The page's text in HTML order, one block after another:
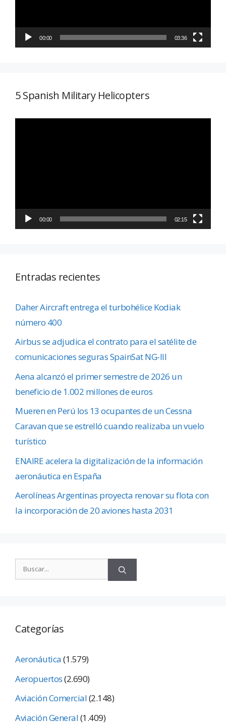
00:00 03:36
5 Spanish Military Helicopters
00:00 02:15
Entradas recientes
Daher Aircraft entrega el turbohélice Kodiak
número 400
Airbus se adjudica el contrato para el satélite de
comunicaciones seguras SpainSat NG-III
Aena alcanzó el primer semestre de 2026 un
beneficio de 1.002 millones de euros
Mueren en Perú los 13 ocupantes de un Cessna
Caravan que se estrelló cuando realizaba un vuelo
turístico
ENAIRE acelera la digitalización de la información
aeronáutica en España
Aerolíneas Argentinas proyecta renovar su flota con
la incorporación de 20 aviones hasta 2031
Categorías
Aeronáutica(1.579)
Aeropuertos(2.690)
Aviación Comercial(2.148)
Aviación General(1.409)